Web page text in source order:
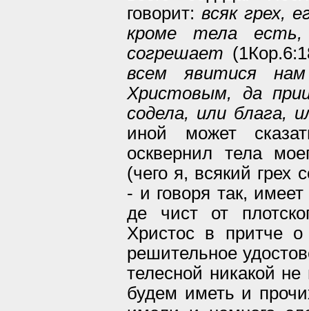
говорит: всяк грех,
кроме тела
согрешает
всем явитися
Христовым, да
содела, или блага,
иной может
осквернил тела
(чего я, всякий грех
- и говоря так,
де чист от
Христос в притче
решительное
телесной никакой
будем иметь и